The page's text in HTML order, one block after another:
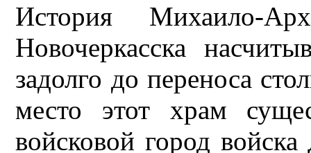
История Михаило-
Новочеркасска
задолго до переноса
место этот храм
войсковой город